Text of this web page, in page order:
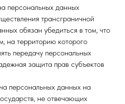
персональных данных
трансграничной
обязан убедиться в том, что
на территорию которого
передачу персональных
защита прав субъектов
персональных данных на
не отвечающих
Обратный звонок
Мессенджеры